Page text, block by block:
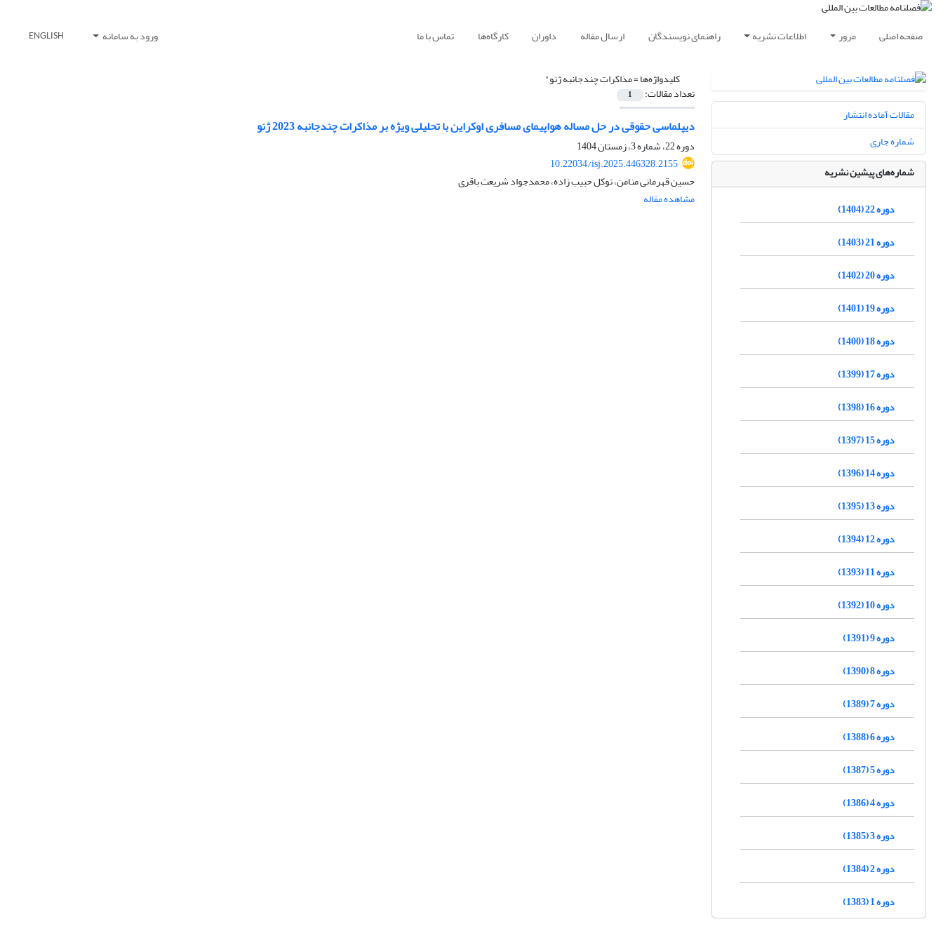
صفحه اصلی مرور اطلاعات نشریه راهنمای نویسندگان ارسال مقاله داوران کارگاه‌ها تماس با ما ورود به سامانه ENGLISH
کلیدواژه‌ها =مذاکرات چندجانبه ژنو"
تعداد مقالات: 1
دیپلماسی حقوقی در حل مساله هواپیمای مسافری اوکراین با تحلیلی ویژه بر مذاکرات چندجانبه 2023 ژنو
دوره 22، شماره 3، زمستان 1404
10.22034/isj.2025.446328.2155
حسین قهرمانی منامن، توکل حبیب زاده، محمدجواد شریعت باقری
مشاهده مقاله
مقالات آماده انتشار
شماره جاری
شماره‌های پیشین نشریه
دوره 22 (1404)
دوره 21 (1403)
دوره 20 (1402)
دوره 19 (1401)
دوره 18 (1400)
دوره 17 (1399)
دوره 16 (1398)
دوره 15 (1397)
دوره 14 (1396)
دوره 13 (1395)
دوره 12 (1394)
دوره 11 (1393)
دوره 10 (1392)
دوره 9 (1391)
دوره 8 (1390)
دوره 7 (1389)
دوره 6 (1388)
دوره 5 (1387)
دوره 4 (1386)
دوره 3 (1385)
دوره 2 (1384)
دوره 1 (1383)